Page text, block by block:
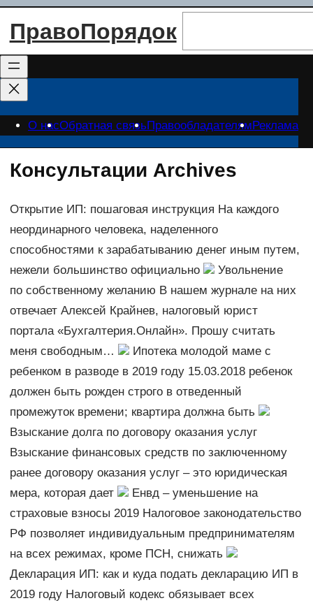
Перейти
ПравоПорядок
О насОбратная связьПравообладателямРеклама
Консультации Archives
Открытие ИП: пошаговая инструкция На каждого
неординарного человека, наделенного
способностями к зарабатыванию денег иным путем,
нежели большинство официально
Увольнение
по собственному желанию В нашем журнале на них
отвечает Алексей Крайнев, налоговый юрист
портала «Бухгалтерия.Онлайн». Прошу считать
меня свободным…
Ипотека молодой маме с
ребенком в разводе в 2019 году 15.03.2018 ребенок
должен быть рожден строго в отведенный
промежуток времени; квартира должна быть
Взыскание долга по договору оказания услуг
Взыскание финансовых средств по заключенному
ранее договору оказания услуг – это юридическая
мера, которая дает
Енвд – уменьшение на
страховые взносы 2019 Налоговое законодательство
РФ позволяет индивидуальным предпринимателям
на всех режимах, кроме ПСН, снижать
Декларация ИП: как и куда подать декларацию ИП в
2019 году Налоговый кодекс обязывает всех